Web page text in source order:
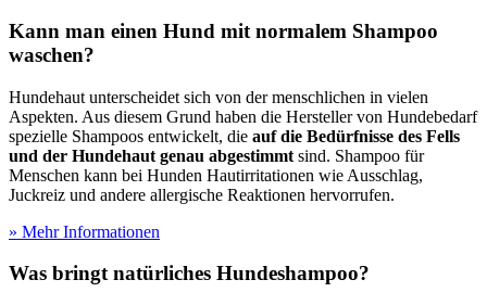
Kann man einen Hund mit normalem Shampoo
waschen?
Hundehaut unterscheidet sich von der menschlichen in vielen
Aspekten. Aus diesem Grund haben die Hersteller von Hundebedarf
spezielle Shampoos entwickelt, die auf die Bedürfnisse des Fells
und der Hundehaut genau abgestimmt sind. Shampoo für
Menschen kann bei Hunden Hautirritationen wie Ausschlag,
Juckreiz und andere allergische Reaktionen hervorrufen.
» Mehr Informationen
Was bringt natürliches Hundeshampoo?